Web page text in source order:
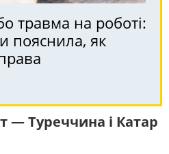
травма на роботі:
пояснила, як
— Туреччина і Катар